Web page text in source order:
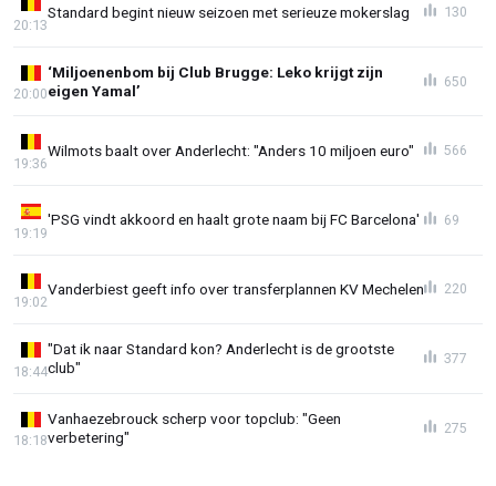
Standard begint nieuw seizoen met serieuze mokerslag
20:13
130
‘Miljoenenbom bij Club Brugge: Leko krijgt zijn
eigen Yamal’
20:00
650
Wilmots baalt over Anderlecht: "Anders 10 miljoen euro"
19:36
566
'PSG vindt akkoord en haalt grote naam bij FC Barcelona'
19:19
69
Vanderbiest geeft info over transferplannen KV Mechelen
19:02
220
"Dat ik naar Standard kon? Anderlecht is de grootste
club"
18:44
377
Vanhaezebrouck scherp voor topclub: "Geen
verbetering"
18:18
275